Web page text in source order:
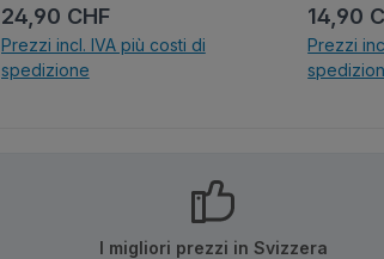
Prezzo normale:
24,90 CHF
Prezzi incl. IVA più costi di
spedizione
Prezzo
14,90
Prezzi
I migliori prezzi in Svizzera